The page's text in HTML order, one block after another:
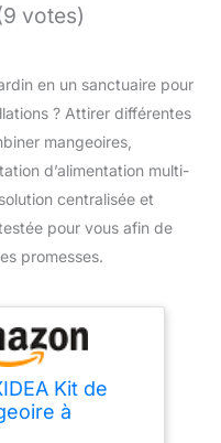
votes)
en un sanctuaire pour
? Attirer différentes
mangeoires,
d’alimentation multi-
centralisée et
pour vous afin de
promesses.
Kit de
à